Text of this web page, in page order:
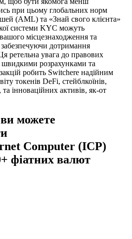
при цьому глобальних норм
(AML) та «Знай свого клієнта»
системи KYC можуть
місцезнаходження та
дотримання
ретельна увага до правових
швидкими розрахунками та
робить Switchere надійним
токенів DeFi, стейблкоїнів,
інноваційних активів, як-от
можете
Computer (ICP)
фіатних валют